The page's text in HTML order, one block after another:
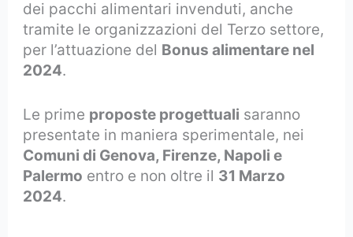
dei pacchi alimentari invenduti, anche
tramite le organizzazioni del Terzo settore,
per l’attuazione del Bonus alimentare nel
2024.
Le prime proposte progettuali saranno
presentate in maniera sperimentale, nei
Comuni di Genova, Firenze, Napoli e
Palermo entro e non oltre il 31 Marzo
2024.